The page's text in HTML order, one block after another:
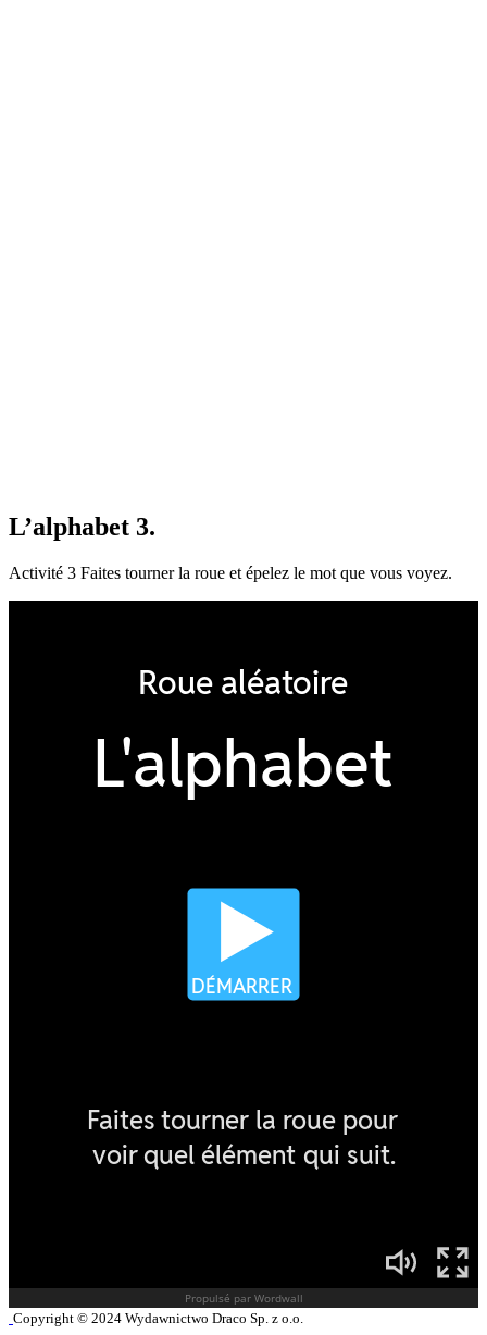
L’alphabet 3.
Activité 3 Faites tourner la roue et épelez le mot que vous voyez.
Copyright © 2024 Wydawnictwo Draco Sp. z o.o.